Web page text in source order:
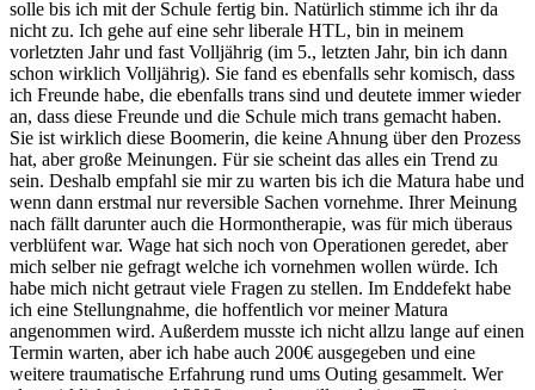
solle bis ich mit der Schule fertig bin. Natürlich stimme ich ihr da
nicht zu. Ich gehe auf eine sehr liberale HTL, bin in meinem
vorletzten Jahr und fast Volljährig (im 5., letzten Jahr, bin ich dann
schon wirklich Volljährig). Sie fand es ebenfalls sehr komisch, dass
ich Freunde habe, die ebenfalls trans sind und deutete immer wieder
an, dass diese Freunde und die Schule mich trans gemacht haben.
Sie ist wirklich diese Boomerin, die keine Ahnung über den Prozess
hat, aber große Meinungen. Für sie scheint das alles ein Trend zu
sein. Deshalb empfahl sie mir zu warten bis ich die Matura habe und
wenn dann erstmal nur reversible Sachen vornehme. Ihrer Meinung
nach fällt darunter auch die Hormontherapie, was für mich überaus
verblüfent war. Wage hat sich noch von Operationen geredet, aber
mich selber nie gefragt welche ich vornehmen wollen würde. Ich
habe mich nicht getraut viele Fragen zu stellen. Im Enddefekt habe
ich eine Stellungnahme, die hoffentlich vor meiner Matura
angenommen wird. Außerdem musste ich nicht allzu lange auf einen
Termin warten, aber ich habe auch 200€ ausgegeben und eine
weitere traumatische Erfahrung rund ums Outing gesammelt. Wer